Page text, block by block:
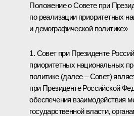
Положение о Совете при
по реализации приоритетных
и демографической политике»
1. Совет при Президенте
приоритетных национальных
политике (далее – Совет)
при Президенте Российской
обеспечения взаимодействия
государственной власти,